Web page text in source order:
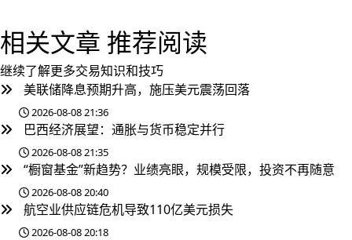
相关文章 推荐阅读
继续了解更多交易知识和技巧
美联储降息预期升高，施压美元震荡回落
2026-08-08 21:36
巴西经济展望：通胀与货币稳定并行
2026-08-08 21:35
“橱窗基金”新趋势？业绩亮眼，规模受限，投资不再随意
2026-08-08 20:40
航空业供应链危机导致110亿美元损失
2026-08-08 20:18